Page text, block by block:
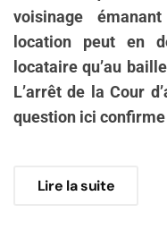
voisinage
location peut en
locataire qu’au
L’arrêt de la Cour
question ici
Lire la suite